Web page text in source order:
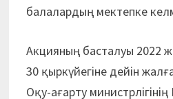
балалардың мектепке
Акцияның басталуы 2022
30 қыркүйегіне дейін
Оқу-ағарту